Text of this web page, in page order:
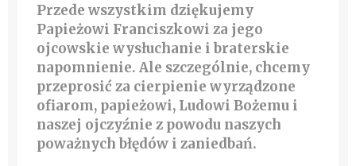
Przede wszystkim dziękujemy
Papieżowi Franciszkowi za jego
ojcowskie wysłuchanie i braterskie
napomnienie. Ale szczególnie, chcemy
przeprosić za cierpienie wyrządzone
ofiarom, papieżowi, Ludowi Bożemu i
naszej ojczyźnie z powodu naszych
poważnych błędów i zaniedbań.